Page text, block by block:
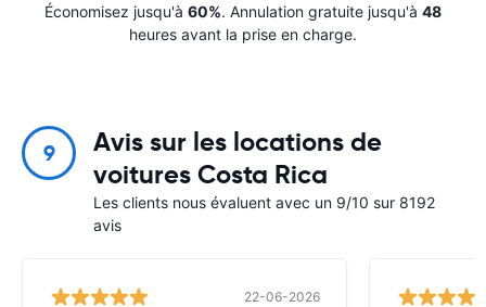
Économisez jusqu'à 60%. Annulation gratuite jusqu'à 48
heures avant la prise en charge.
9
Avis sur les locations de
voitures Costa Rica
Les clients nous évaluent avec un 9/10 sur 8192
avis
22-06-2026